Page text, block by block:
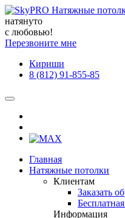
натянуто
с любовью!
Перезвоните мне
Кириши
8 (812) 91-855-85
Главная
Натяжные потолки
Клиентам
Заказать
Информация